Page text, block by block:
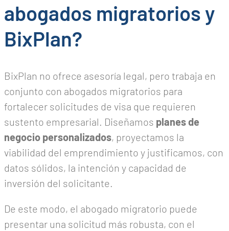
abogados migratorios y
BixPlan?
BixPlan no ofrece asesoría legal, pero trabaja en
conjunto con abogados migratorios para
fortalecer solicitudes de visa que requieren
sustento empresarial. Diseñamos planes de
negocio personalizados, proyectamos la
viabilidad del emprendimiento y justificamos, con
datos sólidos, la intención y capacidad de
inversión del solicitante.
De este modo, el abogado migratorio puede
presentar una solicitud más robusta, con el